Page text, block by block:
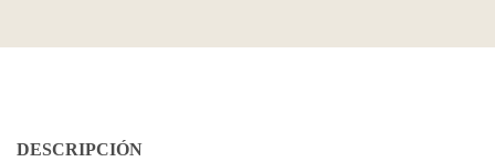
DESCRIPCIÓN